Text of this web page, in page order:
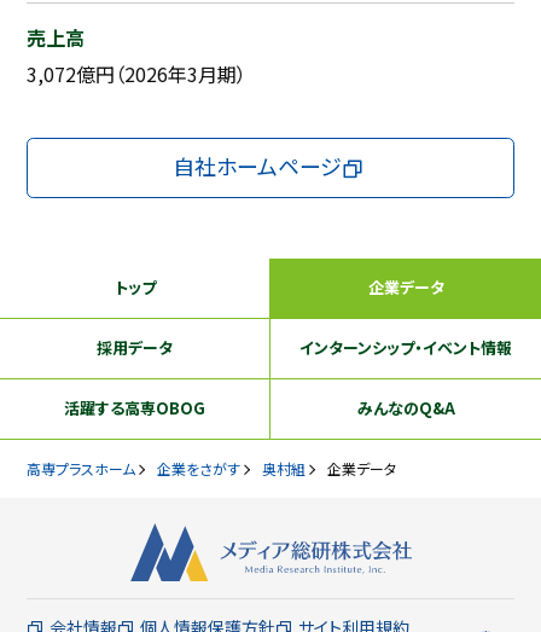
売上高
3,072億円（2026年3月期）
自社ホームページ
トップ 企業データ
採用データ インターンシップ・イベント情報
活躍する高専OBOG みんなのQ&A
高専プラスホーム 企業をさがす 奥村組 企業データ